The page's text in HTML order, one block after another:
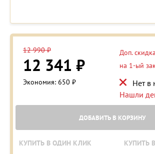
12 990 ₽
12 341 ₽
Экономия: 650 ₽
Доп. скидка
на 1-ый
Нет в
Нашли
ДОБАВИТЬ В КОРЗИНУ
КУПИТЬ В ОДИН КЛИК КУПИТЬ